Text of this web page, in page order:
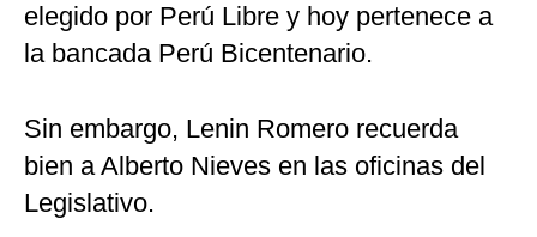
elegido por Perú Libre y hoy pertenece a
la bancada Perú Bicentenario.
Sin embargo, Lenin Romero recuerda
bien a Alberto Nieves en las oficinas del
Legislativo.